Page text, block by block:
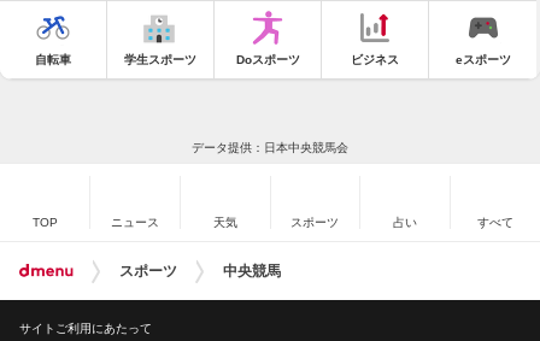
自転車 学生スポーツ Doスポーツ ビジネス eスポーツ
データ提供：日本中央競馬会
TOP ニュース 天気 スポーツ 占い すべて
スポーツ 中央競馬
サイトご利用にあたって